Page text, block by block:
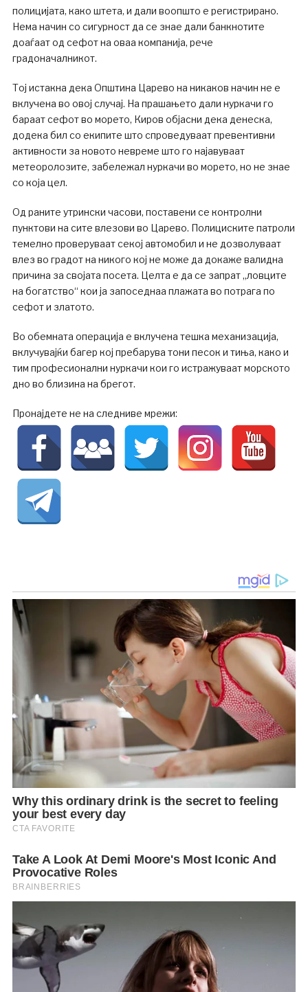
полицијата, како штета, и дали воопшто е регистрирано.
Нема начин со сигурност да се знае дали банкнотите
доаѓаат од сефот на оваа компанија, рече
градоначалникот.
Тој истакна дека Општина Царево на никаков начин не е
вклучена во овој случај. На прашањето дали нуркачи го
бараат сефот во морето, Киров објасни дека денеска,
додека бил со екипите што спроведуваат превентивни
активности за новото невреме што го најавуваат
метеоролозите, забележал нуркачи во морето, но не знае
со која цел.
Од раните утрински часови, поставени се контролни
пунктови на сите влезови во Царево. Полициските патроли
темелно проверуваат секој автомобил и не дозволуваат
влез во градот на никого кој не може да докаже валидна
причина за својата посета. Целта е да се запрат „ловците
на богатство“ кои ја запоседнаа плажата во потрага по
сефот и златото.
Во обемната операција е вклучена тешка механизација,
вклучувајќи багер кој пребарува тони песок и тиња, како и
тим професионални нуркачи кои го истражуваат морското
дно во близина на брегот.
Пронајдете не на следниве мрежи: